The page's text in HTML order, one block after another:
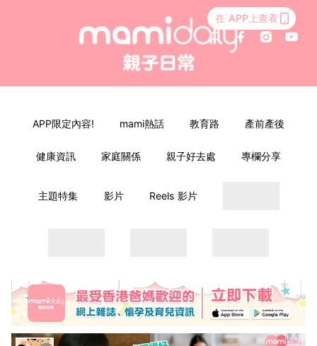
在 APP上查看
APP限定內容! mami熱話 教育路 產前產後
健康資訊 家庭關係 親子好去處 專欄分享
主題特集 影片 Reels 影片